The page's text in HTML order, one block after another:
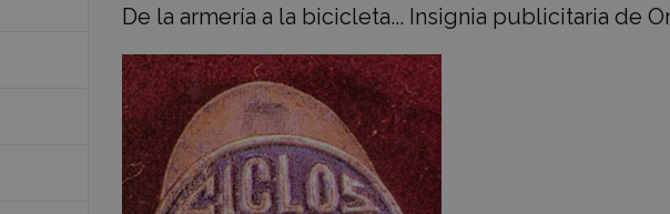
De la armería a la bicicleta... Insignia publicitaria de